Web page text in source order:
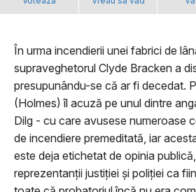
În urma incendierii unei fabrici de
supraveghetorul Clyde Bracken a
presupunându-se că ar fi decedat.
(Holmes) îl acuză pe unul dintre
Dilg - cu care avusese numeroase
de incendiere premeditată, iar
este deja etichetat de opinia
reprezentanții justiției și poliției ca